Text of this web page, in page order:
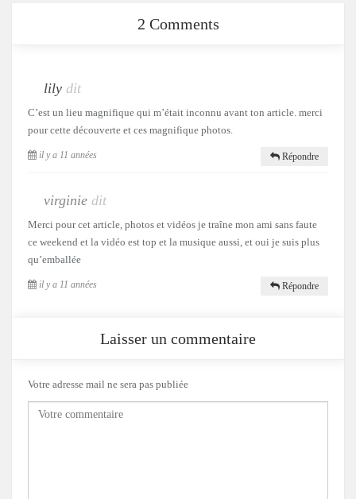
2 Comments
lily dit
C’est un lieu magnifique qui m’était inconnu avant ton article. merci
pour cette découverte et ces magnifique photos.
il y a 11 années Répondre
virginie dit
Merci pour cet article, photos et vidéos je traîne mon ami sans faute
ce weekend et la vidéo est top et la musique aussi, et oui je suis plus
qu’emballée
il y a 11 années Répondre
Laisser un commentaire
Votre adresse mail ne sera pas publiée